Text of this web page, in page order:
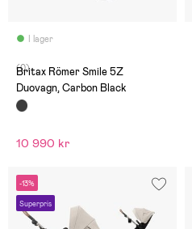
I lager
(0)
Britax Römer Smile 5Z
Duovagn, Carbon Black
10 990 kr
-13%
Superpris